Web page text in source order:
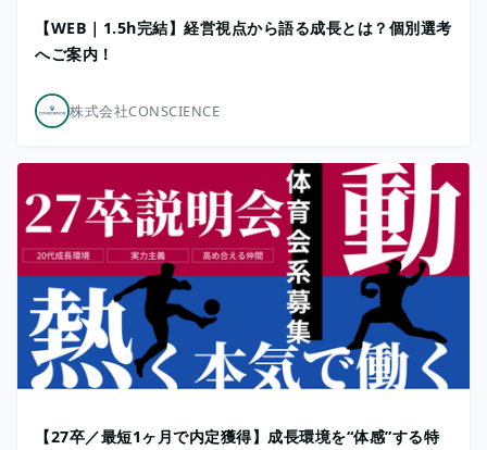
【WEB｜1.5h完結】経営視点から語る成長とは？個別選考
へご案内！
株式会社CONSCIENCE
【27卒／最短1ヶ月で内定獲得】成長環境を“体感”する特